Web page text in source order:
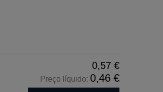
0,57 €
Preço líquido: 0,46 €